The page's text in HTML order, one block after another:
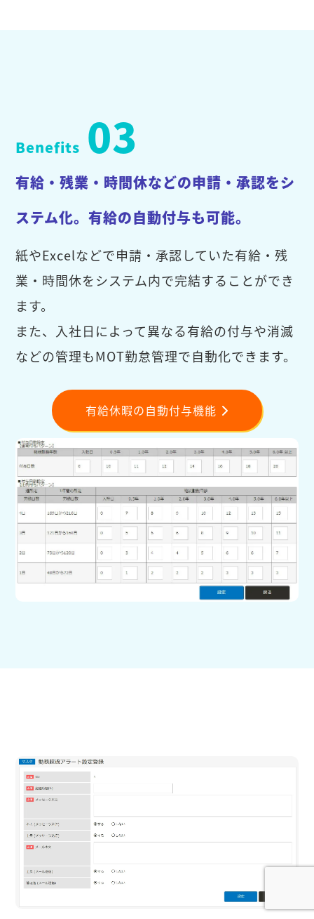
Benefits 03
有給・残業・時間休などの申請・承認をシ
ステム化。有給の自動付与も可能。
紙やExcelなどで申請・承認していた有給・残
業・時間休をシステム内で完結することができ
ます。
また、入社日によって異なる有給の付与や消滅
などの管理もMOT勤怠管理で自動化できます。
有給休暇の自動付与機能